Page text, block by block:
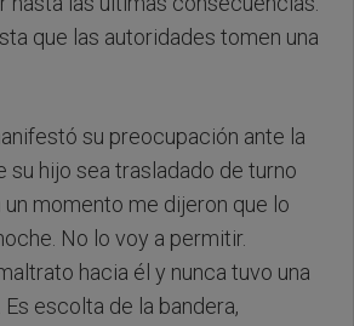
que las autoridades tomen una
su preocupación ante la
su hijo sea trasladado de turno
un momento me dijeron que lo
No lo voy a permitir.
hacia él y nunca tuvo una
escolta de la bandera,